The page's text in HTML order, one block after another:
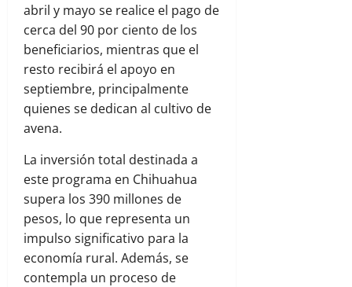
abril y mayo se realice el pago de
cerca del 90 por ciento de los
beneficiarios, mientras que el
resto recibirá el apoyo en
septiembre, principalmente
quienes se dedican al cultivo de
avena.
La inversión total destinada a
este programa en Chihuahua
supera los 390 millones de
pesos, lo que representa un
impulso significativo para la
economía rural. Además, se
contempla un proceso de